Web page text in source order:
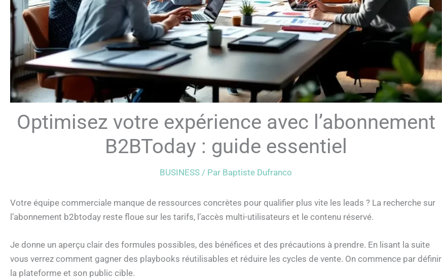
Optimisez votre expérience avec l’abonnement
B2BToday : guide essentiel
BUSINESS / Par Baptiste Dufranco
Votre équipe commerciale manque de ressources concrètes pour qualifier plus vite les leads ? La recherche sur
l’abonnement b2btoday reste floue sur les tarifs, l’accès multi-utilisateurs et le contenu réservé.
Je donne un aperçu clair des formules possibles, des bénéfices et des précautions à prendre. En lisant la suite
vous verrez comment gagner des playbooks réutilisables et réduire les cycles de vente. On commence par définir
la plateforme et son public cible.